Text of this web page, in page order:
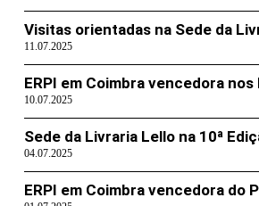
Visitas orientadas na Sede da
11.07.2025
ERPI em Coimbra vencedora nos
10.07.2025
Sede da Livraria Lello na 10ª
04.07.2025
ERPI em Coimbra vencedora do